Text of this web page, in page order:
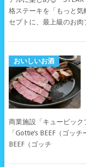
格ステーキを「もっと
セプトに、最上級のお肉
おいしいお酒
商業施設「キュービッ
「Gottie’s BEEF（ゴッ
BEEF（ゴッチ